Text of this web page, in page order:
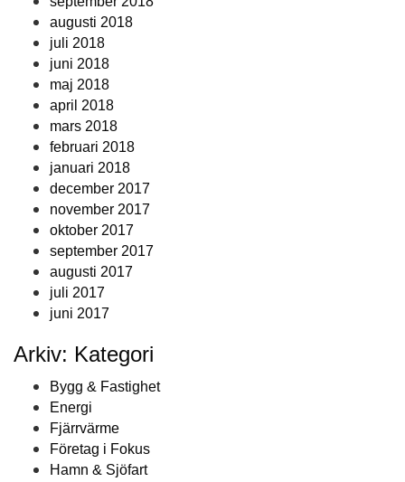
augusti 2018
juli 2018
juni 2018
maj 2018
april 2018
mars 2018
februari 2018
januari 2018
december 2017
november 2017
oktober 2017
september 2017
augusti 2017
juli 2017
juni 2017
Arkiv: Kategori
Bygg & Fastighet
Energi
Fjärrvärme
Företag i Fokus
Hamn & Sjöfart